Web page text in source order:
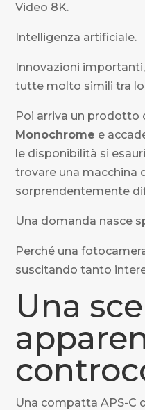
Video 8K.
Intelligenza artificiale.
Innovazioni
tutte molto simili tra
Poi arriva un prodotto
Monochrome e
le disponibilità si
trovare una macchina
sorprendentemente
Una domanda nasce
Perché una
suscitando tanto
Una
Una compatta APS-C